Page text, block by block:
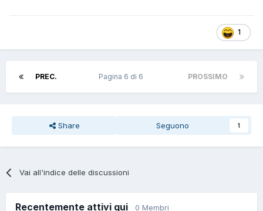
1
PREC. PROSSIMO
Pagina 6 di 6
Share Seguono 1
Vai all'indice delle discussioni
Recentemente attivi qui 0 Membri